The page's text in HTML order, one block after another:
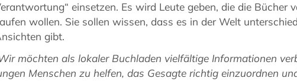
einsetzen. Es wird Leute geben, die die Bücher
wollen. Sie sollen wissen, dass es in der Welt
gibt.
möchten als lokaler Buchladen vielfältige Informationen
Menschen zu helfen, das Gesagte richtig einzuordnen